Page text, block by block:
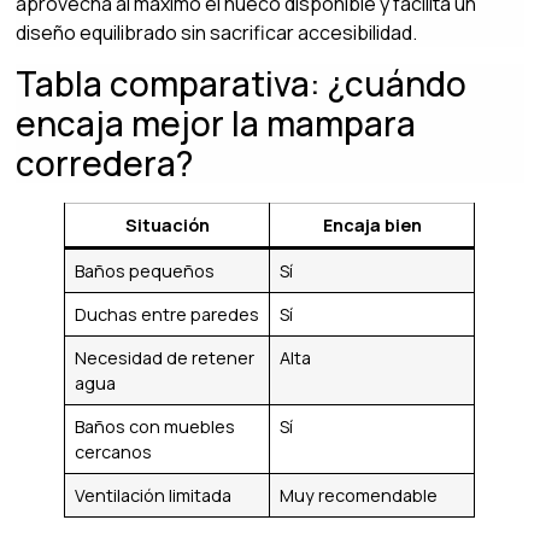
diseño equilibrado sin sacrificar accesibilidad.
Tabla comparativa: ¿cuándo
encaja mejor la mampara
corredera?
Situación
Encaja bien
Baños pequeños
Sí
Duchas entre paredes
Sí
Necesidad de retener
agua
Alta
Baños con muebles
cercanos
Sí
Ventilación limitada Muy recomendable